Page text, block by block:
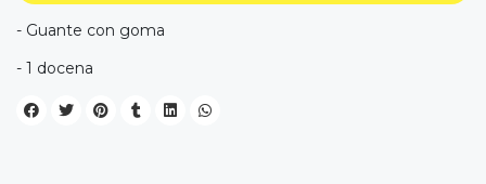
- Guante con goma
- 1 docena